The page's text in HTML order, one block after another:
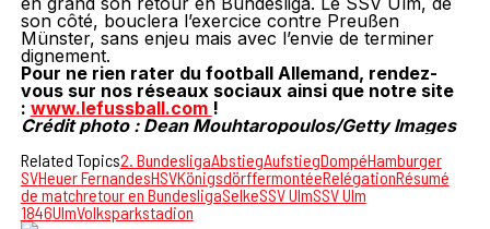
son côté, bouclera l’exercice contre Preußen
Münster, sans enjeu mais avec l’envie de terminer
dignement.
Pour ne rien rater du football Allemand, rendez-
vous sur nos réseaux sociaux ainsi que notre site
: www.lefussball.com !
Crédit photo : Dean Mouhtaropoulos/Getty Images
Related Topics2. BundesligaAbstiegAufstiegDompéHamburger
SVHeuer FernandesHSVKönigsdörffermontéeRelégationRésumé
de matchretour en BundesligaSelkeSSV UlmSSV Ulm
1846UlmVolksparkstadion